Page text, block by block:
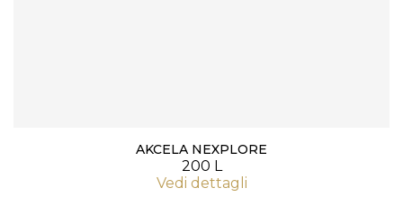
AKCELA NEXPLORE
200 L
Vedi dettagli